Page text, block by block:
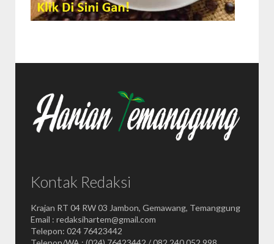
Kontak Redaksi
Krajan RT 04 RW 03 Jambon, Gemawang, Temanggung
Email : redaksihartem@gmail.com
Telepon: 024 76423442